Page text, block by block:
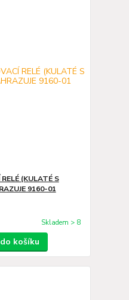
(KULATÉ S
9160-01
Skladem > 8
košíku